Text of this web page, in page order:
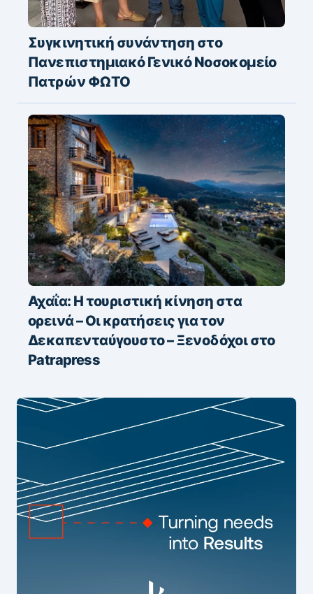
Συγκινητική συνάντηση στο
Πανεπιστημιακό Γενικό Νοσοκομείο
Πατρών ΦΩΤΟ
Αχαΐα: Η τουριστική κίνηση στα
ορεινά – Οι κρατήσεις για τον
Δεκαπενταύγουστο – Ξενοδόχοι στο
Patrapress